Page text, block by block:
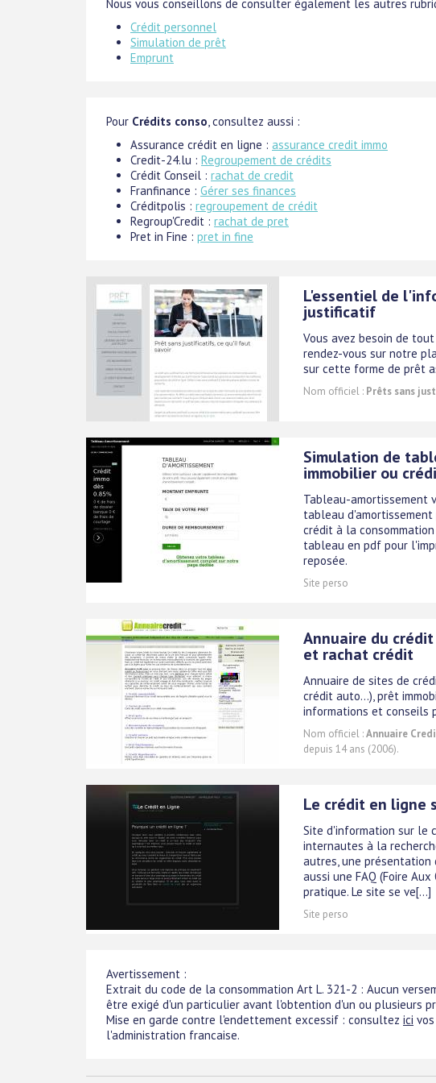
Nous vous conseillons de consulter également les autres
Crédit personnel
Simulation de prêt
Emprunt
Pour Crédits conso, consultez aussi :
Assurance crédit en ligne : assurance credit immo
Credit-24.lu : Regroupement de crédits
Crédit Conseil : rachat de credit
Franfinance : Gérer ses finances
Créditpolis : regroupement de crédit
Regroup'Credit : rachat de pret
Pret in Fine : pret in fine
L'essentiel de
justificatif
Vous avez besoin de
rendez-vous sur notre
sur cette forme de prêt
Nom officiel : Prêts sans
Simulation de
immobilier ou
Tableau-amortissement
tableau
crédit à la
tableau en pdf pour
reposée.
Site perso
Annuaire du
et rachat crédit
Annuaire de sites de
crédit auto...), prêt
informations et conseils
Nom officiel :Annuaire
depuis 14 ans (2006).
Le crédit en ligne
Site d'information sur le
internautes à la
autres, une présentation
aussi une FAQ (Foire
pratique. Le site se ve[...]
Site perso
Avertissement :
Extrait du code de la consommation Art L. 321-2 : Aucun
être exigé d'un particulier avant l'obtention d'un ou plusieurs
Mise en garde contre l'endettement excessif : consultez ici
l'administration francaise.